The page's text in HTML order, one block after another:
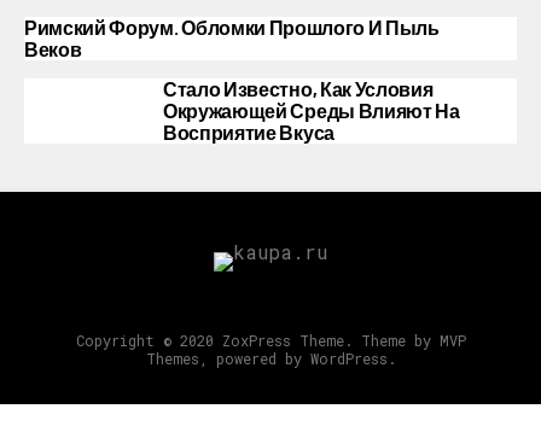
Римский Форум. Обломки Прошлого И Пыль
Веков
Стало Известно, Как Условия
Окружающей Среды Влияют На
Восприятие Вкуса
Copyright © 2020 ZoxPress Theme. Theme by MVP
Themes, powered by WordPress.